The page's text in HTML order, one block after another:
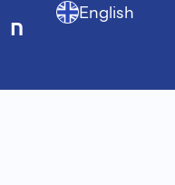
ก English